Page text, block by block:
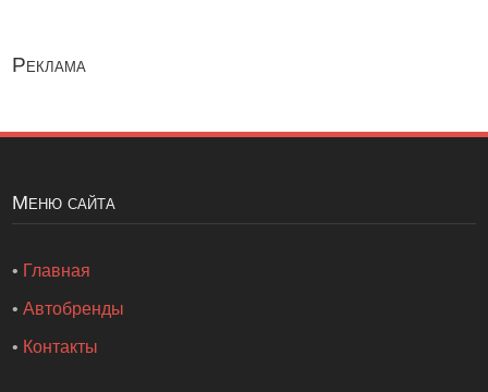
Реклама
Меню сайта
• Главная
•Автобренды
• Контакты